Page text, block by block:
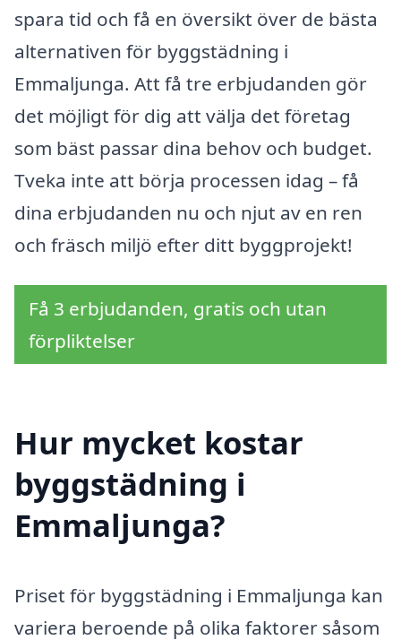
spara tid och få en översikt över de bästa
alternativen för byggstädning i
Emmaljunga. Att få tre erbjudanden gör
det möjligt för dig att välja det företag
som bäst passar dina behov och budget.
Tveka inte att börja processen idag – få
dina erbjudanden nu och njut av en ren
och fräsch miljö efter ditt byggprojekt!
Få 3 erbjudanden, gratis och utan
förpliktelser
Hur mycket kostar
byggstädning i
Emmaljunga?
Priset för byggstädning i Emmaljunga kan
variera beroende på olika faktorer såsom